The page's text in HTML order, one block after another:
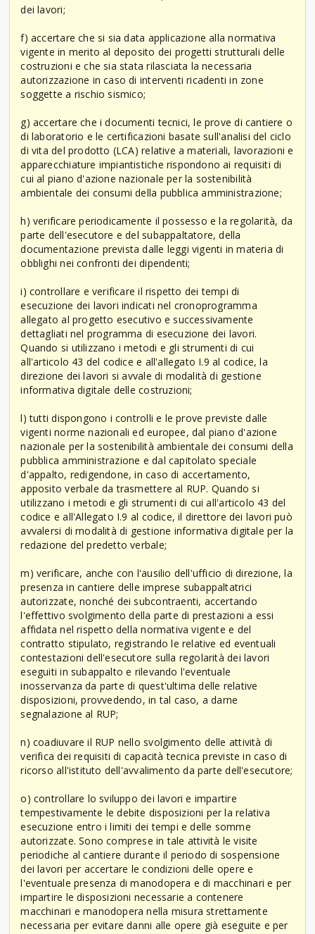
dei lavori;
f) accertare che si sia data applicazione alla normativa
vigente in merito al deposito dei progetti strutturali delle
costruzioni e che sia stata rilasciata la necessaria
autorizzazione in caso di interventi ricadenti in zone
soggette a rischio sismico;
g) accertare che i documenti tecnici, le prove di cantiere o
di laboratorio e le certificazioni basate sull'analisi del ciclo
di vita del prodotto (LCA) relative a materiali, lavorazioni e
apparecchiature impiantistiche rispondono ai requisiti di
cui al piano d'azione nazionale per la sostenibilità
ambientale dei consumi della pubblica amministrazione;
h) verificare periodicamente il possesso e la regolarità, da
parte dell'esecutore e del subappaltatore, della
documentazione prevista dalle leggi vigenti in materia di
obblighi nei confronti dei dipendenti;
i) controllare e verificare il rispetto dei tempi di
esecuzione dei lavori indicati nel cronoprogramma
allegato al progetto esecutivo e successivamente
dettagliati nel programma di esecuzione dei lavori.
Quando si utilizzano i metodi e gli strumenti di cui
all'articolo 43 del codice e all'allegato I.9 al codice, la
direzione dei lavori si avvale di modalità di gestione
informativa digitale delle costruzioni;
l) tutti dispongono i controlli e le prove previste dalle
vigenti norme nazionali ed europee, dal piano d'azione
nazionale per la sostenibilità ambientale dei consumi della
pubblica amministrazione e dal capitolato speciale
d'appalto, redigendone, in caso di accertamento,
apposito verbale da trasmettere al RUP. Quando si
utilizzano i metodi e gli strumenti di cui all'articolo 43 del
codice e all'Allegato I.9 al codice, il direttore dei lavori può
avvalersi di modalità di gestione informativa digitale per la
redazione del predetto verbale;
m) verificare, anche con l'ausilio dell'ufficio di direzione, la
presenza in cantiere delle imprese subappaltatrici
autorizzate, nonché dei subcontraenti, accertando
l'effettivo svolgimento della parte di prestazioni a essi
affidata nel rispetto della normativa vigente e del
contratto stipulato, registrando le relative ed eventuali
contestazioni dell'esecutore sulla regolarità dei lavori
eseguiti in subappalto e rilevando l'eventuale
inosservanza da parte di quest'ultima delle relative
disposizioni, provvedendo, in tal caso, a darne
segnalazione al RUP;
n) coadiuvare il RUP nello svolgimento delle attività di
verifica dei requisiti di capacità tecnica previste in caso di
ricorso all'istituto dell'avvalimento da parte dell'esecutore;
o) controllare lo sviluppo dei lavori e impartire
tempestivamente le debite disposizioni per la relativa
esecuzione entro i limiti dei tempi e delle somme
autorizzate. Sono comprese in tale attività le visite
periodiche al cantiere durante il periodo di sospensione
dei lavori per accertare le condizioni delle opere e
l'eventuale presenza di manodopera e di macchinari e per
impartire le disposizioni necessarie a contenere
macchinari e manodopera nella misura strettamente
necessaria per evitare danni alle opere già eseguite e per